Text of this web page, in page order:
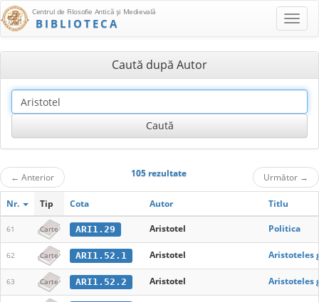
Centrul de Filosofie Antică şi Medievală
BIBLIOTECA
Caută după Autor
← Anterior 105 rezultate Următor →
Nr. Tip Cota Autor Titlu
61 Carte ARI1.29 Aristotel Politica
62 Carte ARI1.52.1 Aristotel Aristoteles
63 Carte ARI1.52.2 Aristotel Aristoteles